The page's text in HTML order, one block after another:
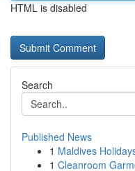
HTML is disabled
Search
Published News
1 Maldives
1 Cleanroom